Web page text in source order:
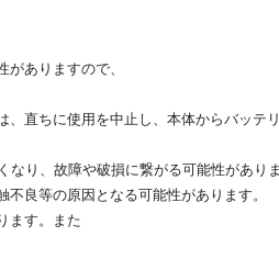
ありますので、
直ちに使用を中止し、本体からバッテ
り、故障や破損に繋がる可能性がありま
良等の原因となる可能性があります。
ます。また